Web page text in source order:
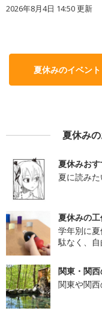
2026年8月4日 14:50更新
夏休みのイベン
夏休み
夏休みお
夏に読み
夏休みの
学年別に
駄なく、自
関東・関
関東や関